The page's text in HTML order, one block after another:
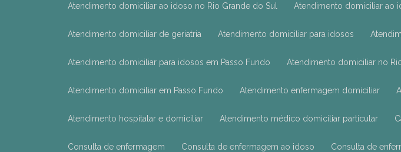
Atendimento domiciliar ao idoso no Rio Grande do Sul Atendimento domiciliar ao
Atendimento domiciliar de geriatria Atendimento domiciliar para idosos
Atendimento domiciliar para idosos em Passo Fundo Atendimento domiciliar no
Atendimento domiciliar em Passo Fundo Atendimento enfermagem domiciliar
Atendimento hospitalar e domiciliar Atendimento médico domiciliar particular
Consulta de enfermagem Consulta de enfermagem ao idoso Consulta de